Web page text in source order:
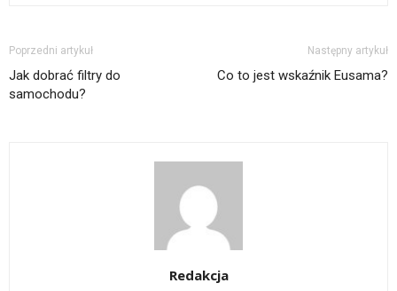
Poprzedni artykuł
Jak dobrać filtry do
samochodu?
Następny artykuł
Co to jest wskaźnik Eusama?
Redakcja